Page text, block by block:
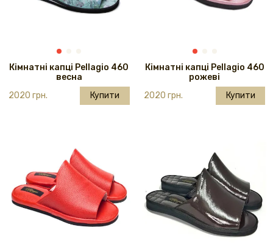
Кімнатні капці Pellagio 460
весна
2020 грн.
Купити
Кімнатні капці Pellagio 460
рожеві
2020 грн.
Купити